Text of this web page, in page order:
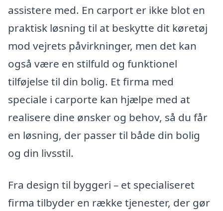
assistere med. En carport er ikke blot en
praktisk løsning til at beskytte dit køretøj
mod vejrets påvirkninger, men det kan
også være en stilfuld og funktionel
tilføjelse til din bolig. Et firma med
speciale i carporte kan hjælpe med at
realisere dine ønsker og behov, så du får
en løsning, der passer til både din bolig
og din livsstil.
Fra design til byggeri – et specialiseret
firma tilbyder en række tjenester, der gør